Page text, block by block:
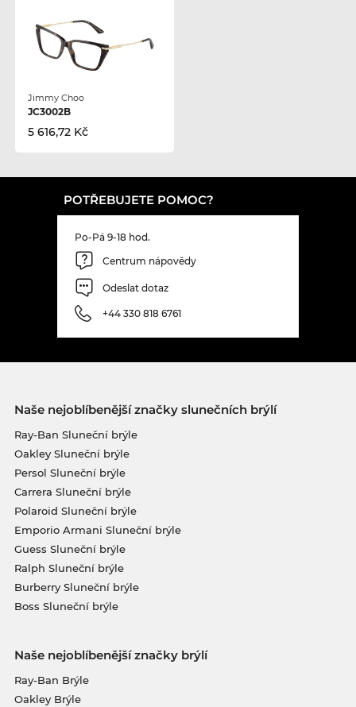
Jimmy Choo
JC3002B
5 616,72 Kč
POTŘEBUJETE POMOC?
Po-Pá 9-18 hod.
Centrum nápovědy
Odeslat dotaz
+44 330 818 6761
Naše nejoblíbenější značky slunečních brýlí
Ray-Ban Sluneční brýle
Oakley Sluneční brýle
Persol Sluneční brýle
Carrera Sluneční brýle
Polaroid Sluneční brýle
Emporio Armani Sluneční brýle
Guess Sluneční brýle
Ralph Sluneční brýle
Burberry Sluneční brýle
Boss Sluneční brýle
Naše nejoblíbenější značky brýlí
Ray-Ban Brýle
Oakley Brýle